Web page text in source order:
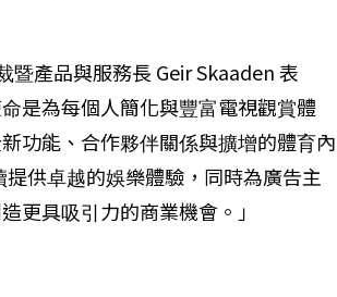
暨產品與服務長 Geir Skaaden 表
是為每個人簡化與豐富電視觀賞體
功能、合作夥伴關係與擴增的體育內
提供卓越的娛樂體驗，同時為廣告主
更具吸引力的商業機會。」